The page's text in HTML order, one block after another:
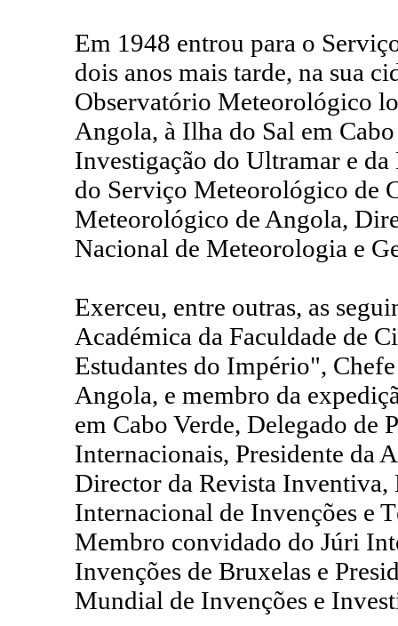
Em 1948 entrou para o
dois anos mais tarde, na sua
Observatório Meteorológico
Angola, à Ilha do Sal em
Investigação do Ultramar e
do Serviço Meteorológico de
Meteorológico de Angola,
Nacional de Meteorologia e
Exerceu, entre outras, as
Académica da Faculdade de
Estudantes do Império",
Angola, e membro da
em Cabo Verde, Delegado de
Internacionais, Presidente da
Director da Revista
Internacional de Invenções e
Membro convidado do Júri
Invenções de Bruxelas e
Mundial de Invenções e